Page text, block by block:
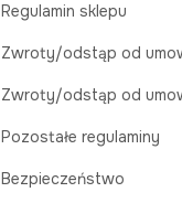
Regulamin sklepu
Zwroty/odstąp od
Zwroty/odstąp od
Pozostałe regulaminy
Bezpieczeństwo